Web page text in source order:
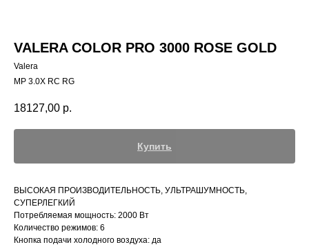
VALERA COLOR PRO 3000 ROSE GOLD
Valera
MP 3.0X RC RG
18127,00 р.
Купить
ВЫСОКАЯ ПРОИЗВОДИТЕЛЬНОСТЬ, УЛЬТРАШУМНОСТЬ,
СУПЕРЛЕГКИЙ
Потребляемая мощность: 2000 Вт
Количество режимов: 6
Кнопка подачи холодного воздуха: да